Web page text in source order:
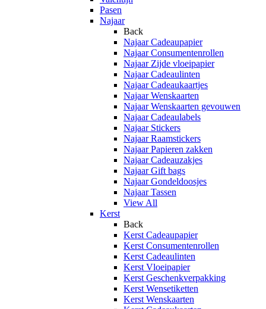
Pasen
Najaar
Back
Najaar Cadeaupapier
Najaar Consumentenrollen
Najaar Zijde vloeipapier
Najaar Cadeaulinten
Najaar Cadeaukaartjes
Najaar Wenskaarten
Najaar Wenskaarten gevouwen
Najaar Cadeaulabels
Najaar Stickers
Najaar Raamstickers
Najaar Papieren zakken
Najaar Cadeauzakjes
Najaar Gift bags
Najaar Gondeldoosjes
Najaar Tassen
View All
Kerst
Back
Kerst Cadeaupapier
Kerst Consumentenrollen
Kerst Cadeaulinten
Kerst Vloeipapier
Kerst Geschenkverpakking
Kerst Wensetiketten
Kerst Wenskaarten